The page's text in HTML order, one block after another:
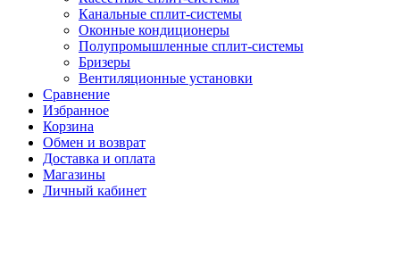
Канальные сплит-системы
Оконные кондиционеры
Полупромышленные сплит-системы
Бризеры
Вентиляционные установки
Сравнение
Избранное
Корзина
Обмен и возврат
Доставка и оплата
Магазины
Личный кабинет